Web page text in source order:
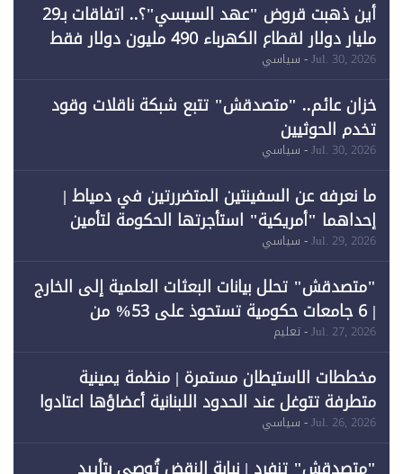
أين ذهبت قروض "عهد السيسي"؟.. اتفاقات بـ29
مليار دولار لقطاع الكهرباء 490 مليون دولار فقط
لـ"الطاقة المتجددة" (1)
Jul. 30, 2026- سياسي
خزان عائم.. "متصدقش" تتبع شبكة ناقلات وقود
تخدم الحوثيين
Jul. 30, 2026- سياسي
ما نعرفه عن السفينتين المتضررتين في دمياط |
إحداهما "أمريكية" استأجرتها الحكومة لتأمين
احتياجات الطاقة
Jul. 29, 2026- سياسي
"متصدقش" تحلل بيانات البعثات العلمية إلى الخارج
| 6 جامعات حكومية تستحوذ على 53% من
Jul. 27, 2026- تعليم
مخططات الاستيطان مستمرة | منظمة يمينية
متطرفة تتوغل عند الحدود اللبنانية أعضاؤها اعتادوا
خرق الحدود
Jul. 26, 2026- سياسي